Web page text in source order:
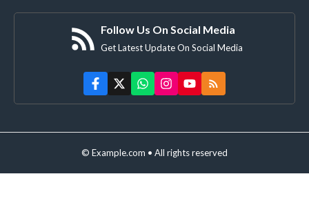
Follow Us On Social Media
Get Latest Update On Social Media
© Example.com • All rights reserved